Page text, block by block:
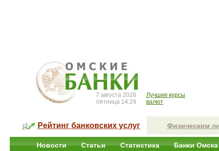
7 августа 2026
пятница 14:29
Лучшие курсы
валют
Рейтинг банковских услуг Физическим
Новости Статьи Статистика Банки Омска